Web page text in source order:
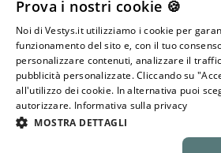
Account
Informazioni sul negozio
Tutti i diritti riservati ©
Prova i nostri cookie 🍪
Noi di Vestys.it utilizziamo i cookie per
funzionamento del sito e, con il tuo
personalizzare contenuti, analizzare il
pubblicità personalizzate. Cliccando su
all'utilizzo dei cookie. In alternativa puoi
autorizzare. Informativa sulla privacy
MOSTRA DETTAGLI